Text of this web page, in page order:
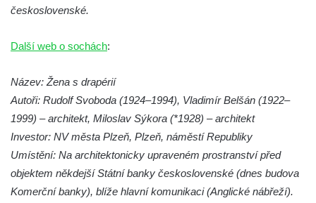
Socha Beruška v ZOO Hluboká
Socha Volavka v ZOO Hluboká
Lavička Kůň Převalského v ZOO Hluboká
Lysá nad Labem, barokní město Šporkovo
Socha Opičákovník v ZOO Hluboká
Socha Roháč v ZOO Hluboká
československé.
Další web o sochách:
Název: Žena s drapérií
Autoři: Rudolf Svoboda (1924–1994), Vladimír Belšán (1922–
1999) – architekt, Miloslav Sýkora (*1928) – architekt
Investor: NV města Plzeň, Plzeň, náměstí Republiky
Umístění: Na architektonicky upraveném prostranství před
objektem někdejší Státní banky československé (dnes budova
Komerční banky), blíže hlavní komunikaci (Anglické nábřeží).